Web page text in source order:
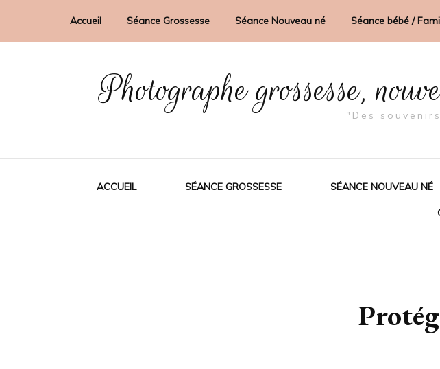
Accueil Séance Grossesse Séance Nouveau né Séance bébé /
Photographe grossesse,
"Des
ACCUEIL SÉANCE GROSSESSE SÉANCE NOUVEAU NÉ